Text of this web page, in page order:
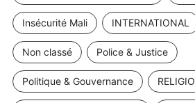
Insécurité Mali INTERNATIONAL
Non classé Police & Justice
Politique & Gouvernance